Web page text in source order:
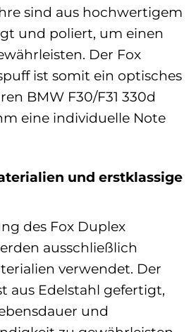
sind aus hochwertigem
und poliert, um einen
Der Fox
ist somit ein optisches
BMW F30/F31 330d
eine individuelle Note
und erstklassige
des Fox Duplex
ausschließlich
verwendet. Der
aus Edelstahl gefertigt,
und